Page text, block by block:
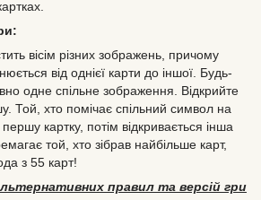
вісім різних зображень, причому
від однієї карти до іншої. Будь-
одне спільне зображення. Відкрийте
Той, хто помічає спільний символ на
картку, потім відкривається інша
той, хто зібрав найбільше карт,
з 55 карт!
правил та версій гри